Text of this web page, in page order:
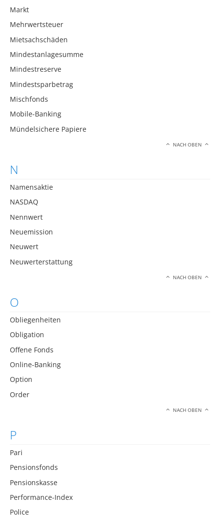
Markt
Mehrwertsteuer
Mietsachschäden
Mindestanlagesumme
Mindestreserve
Mindestsparbetrag
Mischfonds
Mobile-Banking
Mündelsichere Papiere
NACH OBEN
N
Namensaktie
NASDAQ
Nennwert
Neuemission
Neuwert
Neuwerterstattung
NACH OBEN
O
Obliegenheiten
Obligation
Offene Fonds
Online-Banking
Option
Order
NACH OBEN
P
Pari
Pensionsfonds
Pensionskasse
Performance-Index
Police